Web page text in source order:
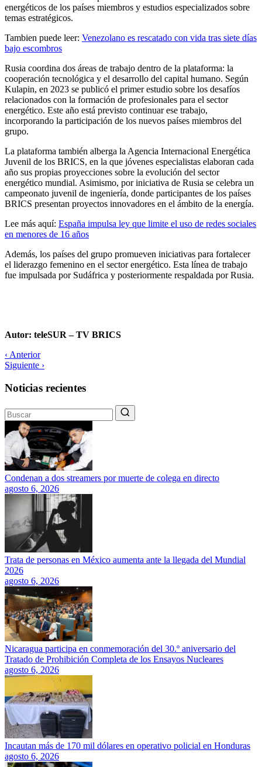
energéticos de los países miembros y estudios especializados sobre
temas estratégicos.
Tambien puede leer: Venezolano es rescatado con vida tras siete días
bajo escombros
Rusia coordina dos áreas de trabajo dentro de la plataforma: la
cooperación tecnológica y el desarrollo del capital humano. Según
Kulapin, en 2023 se publicó el primer estudio sobre los desafíos
relacionados con la formación de profesionales para el sector
energético. Este año está previsto continuar ese trabajo,
incorporando la participación de los nuevos países miembros del
grupo.
La plataforma también alberga la Agencia Internacional Energética
Juvenil de los BRICS, en la que jóvenes especialistas elaboran cada
año sus propias proyecciones sobre la evolución del sector
energético mundial. Asimismo, por iniciativa de Rusia se celebra un
campeonato juvenil de ingeniería, donde participantes de los países
BRICS presentan proyectos innovadores en el ámbito de la energía.
Lee más aquí: España impulsa ley que limite el uso de redes sociales
en menores de 16 años
Además, los países del grupo promueven iniciativas para fortalecer
el liderazgo femenino en el sector energético. Esta línea de trabajo
fue impulsada por Sudáfrica y posteriormente respaldada por Rusia.
Autor: teleSUR – TV BRICS
‹ Anterior
Siguiente ›
Noticias recientes
Condenan a dos streamers por muerte de colega en directo
agosto 6, 2026
Trata de personas en México aumenta ante la llegada del Mundial
2026
agosto 6, 2026
Nicaragua participa en conmemoración del 30.º aniversario del
Tratado de Prohibición Completa de los Ensayos Nucleares
agosto 6, 2026
Incautan más de 170 mil dólares en operativo policial en Honduras
agosto 6, 2026